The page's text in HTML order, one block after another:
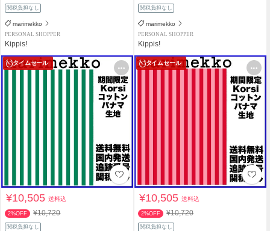
関税負担なし
marimekko
PERSONAL SHOPPER
Kippis!
関税負担なし
marimekko
PERSONAL SHOPPER
Kippis!
タイムセール
¥10,505送料込
2%OFF ¥10,720
関税負担なし
タイムセール
¥10,505送料込
2%OFF ¥10,720
関税負担なし